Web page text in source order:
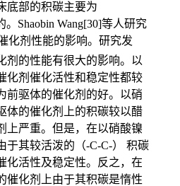
底部的积碳主要为
Shaobin Wang[30]等人研究
化剂性能的影响。研究发
剂的性能有很大的影响。以
化剂催化活性和稳定性都较
前驱体的催化剂的好。以硝
体的催化剂上的积碳较以醋
上严重。但是，在以硝酸镍
于其较活泼的（-C-C-） 积碳
化活性及稳定性。反之，在
催化剂上由于其积碳是惰性